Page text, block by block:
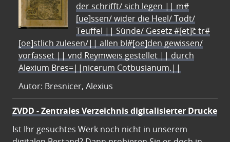
der schrifft/ sich legen || m#
[ue]ssen/ wider die Heel/ Todt/
Teuffel || Sünde/ Gesetz #[et]c̃ tr#
[oe]stlich zulesen/|| allen bl#[oe]den gewissen/
vorfasset || vnd Reymweis gestellet || durch
Alexium Bres=||nicerum Cotbusianum.||
Autor: Bresnicer, Alexius
ZVDD - Zentrales Verzeichnis digitalisierter Drucke
Ist Ihr gesuchtes Werk noch nicht in unserem